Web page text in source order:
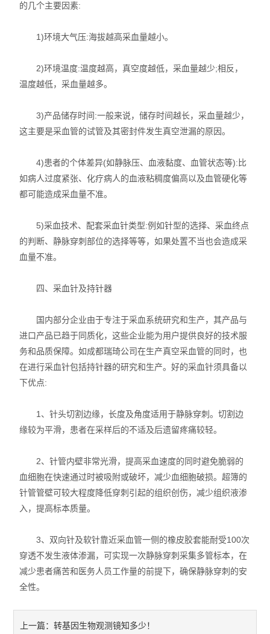
的几个主要因素:
1)环境大气压:海拔越高采血量越小。
2)环境温度:温度越高，真空度越低，采血量越少;相反，
温度越低，采血量越多。
3)产品储存时间:一般来说，储存时间越长，采血量越少，
这主要是采血管的试管及其密封件发生真空泄漏的原因。
4)患者的个体差异(如静脉压、血液黏度、血管状态等):比
如病人过度紧张、化疗病人的血液粘稠度偏高以及血管硬化等
都可能造成采血量不准。
5)采血技术、配套采血针类型:例如针型的选择、采血终点
的判断、静脉穿刺部位的选择等等，如果处置不当也会造成采
血量不准。
四、采血针及持针器
国内部分企业由于专注于采血系统研究和生产，其产品与
进口产品已趋于同质化，这些企业能为用户提供良好的技术服
务和品质保障。如成都瑞琦公司在生产真空采血管的同时，也
在进行采血针包括持针器的研究和生产。好的采血针须具备以
下优点:
1、针头切割边缘，长度及角度适用于静脉穿刺。切割边
缘较为平滑，患者在采样后的不适及后遗留疼痛较轻。
2、针管内壁非常光滑，提高采血速度的同时避免脆弱的
血细胞在快速通过时被吸附或破坏，减少血细胞破损。超簿的
针管管壁可较大程度降低穿刺引起的组织创伤，减少组织液渗
入，提高标本质量。
3、双向针及软针靠近采血管一侧的橡皮胶套能耐受100次
穿透不发生液体渗漏，可实现一次静脉穿刺采集多管标本，在
减少患者痛苦和医务人员工作量的前提下，确保静脉穿刺的安
全性。
上一篇：转基因生物观测镜知多少！